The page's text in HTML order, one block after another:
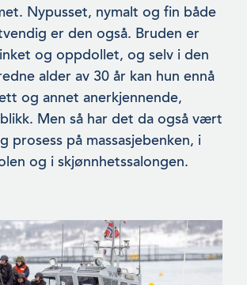
Nypusset, nymalt og fin både
er den også. Bruden er
og oppdollet, og selv i den
alder av 30 år kan hun ennå
og annet anerkjennende,
Men så har det da også vært
prosess på massas­jebenken, i
og i skjønnhetssalongen.